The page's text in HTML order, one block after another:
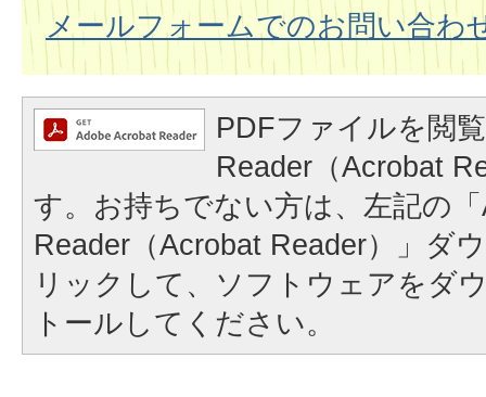
メールフォームでのお問い合わ
PDFファイルを閲
Reader（Acrobat
す。お持ちでない方は、左記の
Reader（Acrobat Reader）」ダ
リックして、ソフトウェアをダ
トールしてください。